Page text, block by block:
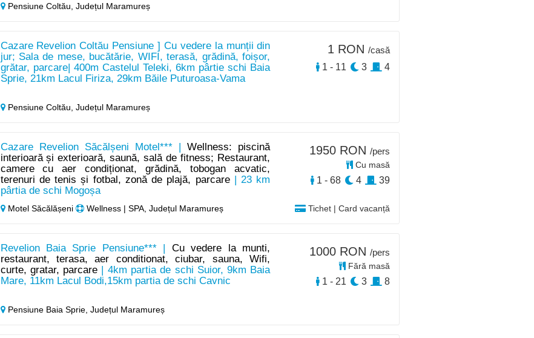
Pensiune Coltău, Județul Maramureș
Cazare Revelion Coltău Pensiune ] Cu vedere la munții din
jur; Sala de mese, bucătărie, WIFI, terasă, grădină, foișor,
grătar, parcare| 400m Castelul Teleki, 6km pârtie schi Baia
Sprie, 21km Lacul Firiza, 29km Băile Puturoasa-Vama
Pensiune Coltău, Județul Maramureș
1 RON /casă
1 - 11
3 4
Cazare Revelion Săcălșeni Motel*** |Wellness: piscină
interioară și exterioară, saună, sală de fitness; Restaurant,
camere cu aer condiționat, grădină, tobogan acvatic,
terenuri de tenis și fotbal, zonă de plajă, parcare| 23 km
pârtia de schi Mogoșa
Motel Săcălășeni Wellness | SPA, Județul Maramureș Tichet | Card vacanță
1950 RON /pers
Cu masă
1 - 68 4 39
Revelion Baia Sprie Pensiune*** | Cu vedere la munti,
restaurant, terasa, aer conditionat, ciubar, sauna, Wifi,
curte, gratar, parcare | 4km partia de schi Suior, 9km Baia
Mare, 11km Lacul Bodi,15km partia de schi Cavnic
Pensiune Baia Sprie, Județul Maramureș
1000 RON /pers
Fără masă
1 - 21 3 8